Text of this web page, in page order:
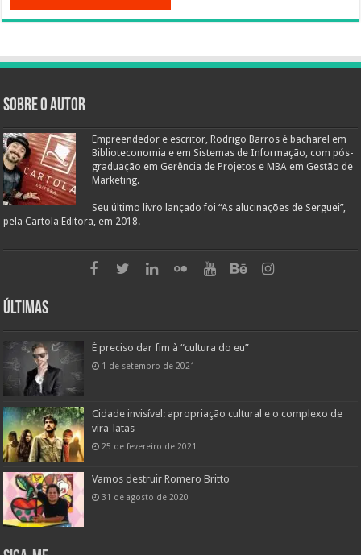
Sobre o autor
Empreendedor e escritor, Rodrigo Barros é bacharel em
Biblioteconomia e em Sistemas de Informação, com pós-
graduação em Gerência de Projetos e MBA em Gestão de
Marketing.
Seu último livro lançado foi “As alucinações de Serguei”,
pela Cartola Editora, em 2018.
Últimas
É preciso dar fim à “cultura do eu”
1 de setembro de 2021
Cidade invisível: apropriação cultural e o complexo de
vira-latas
25 de fevereiro de 2021
Vamos destruir Romero Britto
31 de agosto de 2020